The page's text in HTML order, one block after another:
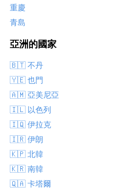
重慶
青島
亞洲的國家
🇧🇹 不丹
🇾🇪 也門
🇦🇲 亞美尼亞
🇮🇱 以色列
🇮🇶 伊拉克
🇮🇷 伊朗
🇰🇵 北韓
🇰🇷 南韓
🇶🇦 卡塔爾